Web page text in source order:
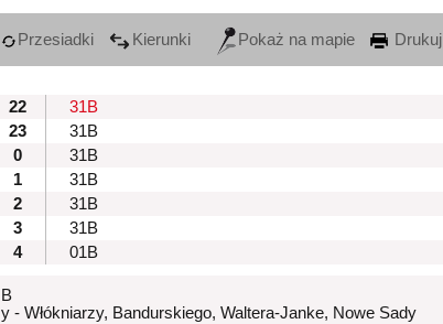
Przesiadki Kierunki Pokaż na mapie Drukuj
22
31B
23
31B
0
31B
1
31B
2
31B
3
31B
4
01B
B
y - Włókniarzy, Bandurskiego, Waltera-Janke, Nowe Sady